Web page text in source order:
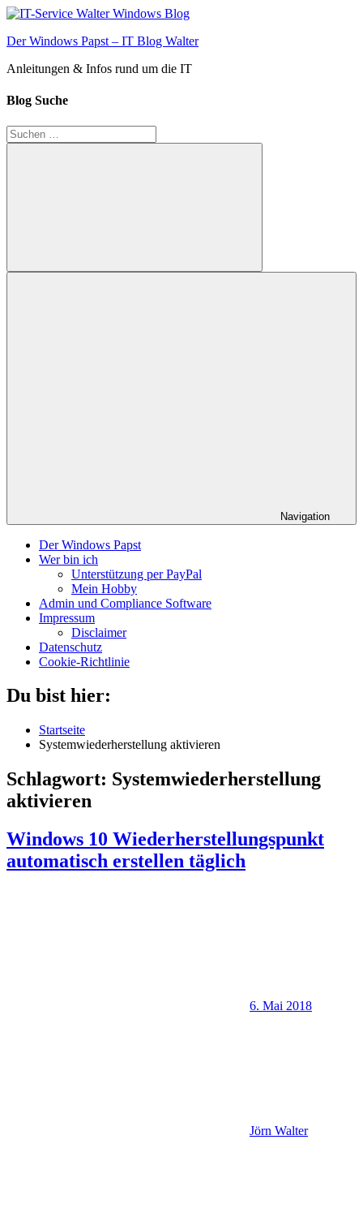
Zum
springen
Der Windows Papst – IT Blog Walter
Anleitungen & Infos rund um die IT
Blog Suche
Suchen
nach:
Suchen
Navigation
Der Windows Papst
Wer bin ich
Unterstützung per PayPal
Mein Hobby
Admin und Compliance Software
Impressum
Disclaimer
Datenschutz
Cookie-Richtlinie
Du bist hier:
Startseite
Systemwiederherstellung aktivieren
Schlagwort: Systemwiederherstellung
aktivieren
Windows 10 Wiederherstellungspunkt
automatisch erstellen täglich
6. Mai 2018
Jörn Walter